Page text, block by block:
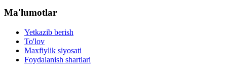
Ma'lumotlar
Yetkazib berish
To'lov
Maxfiylik siyosati
Foydalanish shartlari